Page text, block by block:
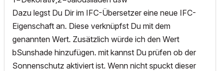
Dazu legst Du Dir im IFC-Übersetzer eine neue IFC-
Eigenschaft an. Diese verknüpfst Du mit dem
genannten Wert. Zusätzlich würde ich den Wert
bSunshade hinzufügen. mit kannst Du prüfen ob der
Sonnenschutz aktiviert ist. Wenn nicht spuckt dieser